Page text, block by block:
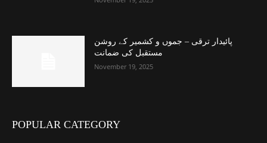
پائیدار ترقی – جموں و کشمیر کے روشن
مستقبل کی ضمانت
November 19, 2025
POPULAR CATEGORY